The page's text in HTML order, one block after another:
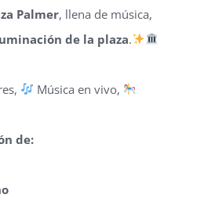
Palmer, llena de música,
de la plaza.
Música en vivo,
de: